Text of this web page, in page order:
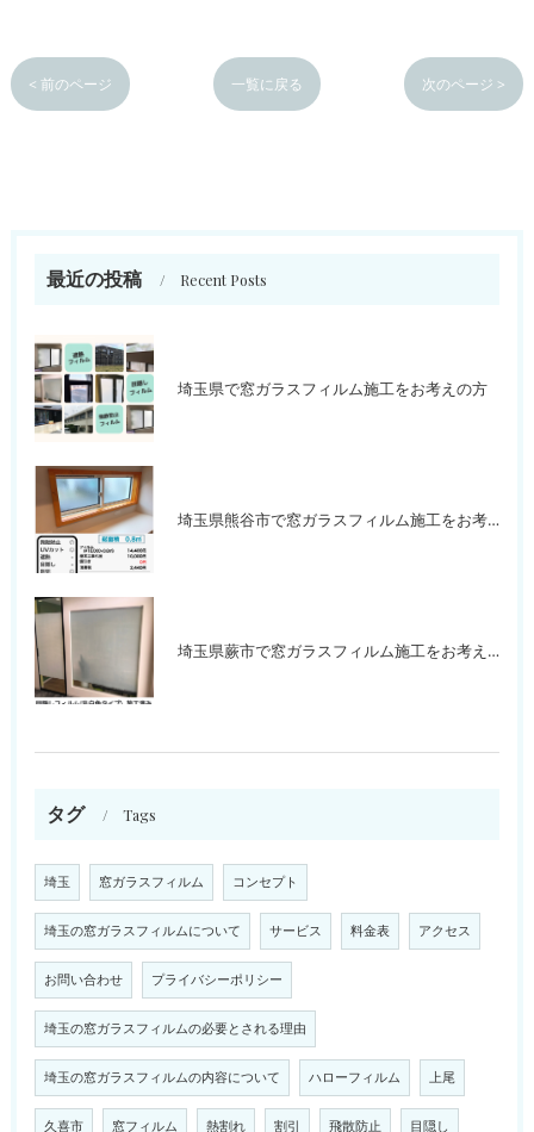
< 前のページ 一覧に戻る 次のページ >
最近の投稿 Recent Posts
埼玉県で窓ガラスフィルム施工をお考えの方
埼玉県熊谷市で窓ガラスフィルム施工をお考えの方
埼玉県蕨市で窓ガラスフィルム施工をお考えの方
タグ Tags
埼玉 窓ガラスフィルム コンセプト
埼玉の窓ガラスフィルムについて サービス 料金表 アクセス
お問い合わせ プライバシーポリシー
埼玉の窓ガラスフィルムの必要とされる理由
埼玉の窓ガラスフィルムの内容について ハローフィルム 上尾
久喜市 窓フィルム 熱割れ 割引 飛散防止 目隠し